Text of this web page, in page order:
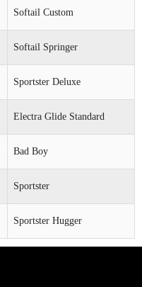
Softail Custom
Softail Springer
Sportster Deluxe
Electra Glide Standard
Bad Boy
Sportster
Sportster Hugger